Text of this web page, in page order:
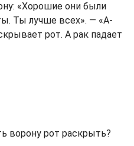
«Хорошие они были
Ты лучше всех». — «А-
рот. А рак падает
ворону рот раскрыть?